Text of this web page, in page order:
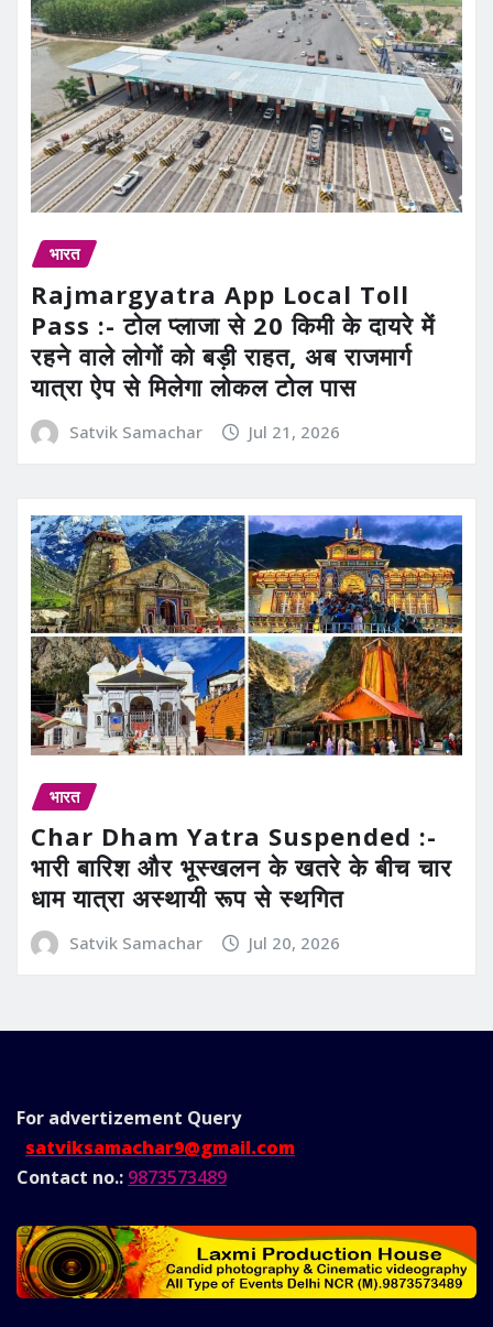
भारत
Rajmargyatra App Local Toll
Pass :- टोल प्लाजा से 20 किमी के दायरे में
रहने वाले लोगों को बड़ी राहत, अब राजमार्ग
यात्रा ऐप से मिलेगा लोकल टोल पास
Satvik Samachar Jul 21, 2026
भारत
Char Dham Yatra Suspended :-
भारी बारिश और भूस्खलन के खतरे के बीच चार
धाम यात्रा अस्थायी रूप से स्थगित
Satvik Samachar Jul 20, 2026
For advertizement Query
satviksamachar9@gmail.com
Contact no.: 9873573489